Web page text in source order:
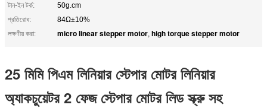
টান-ইন টর্ক:
50g.cm
প্রতিরোধ:
84Ω±10%
লক্ষণীয় করা:
micro linear stepper motor, high torque stepper motor
25 মিমি পিএম লিনিয়ার স্টেপার মোটর লিনিয়ার
অ্যাকচুয়েটর 2 ফেজ স্টেপার মোটর লিড স্ক্রু সহ